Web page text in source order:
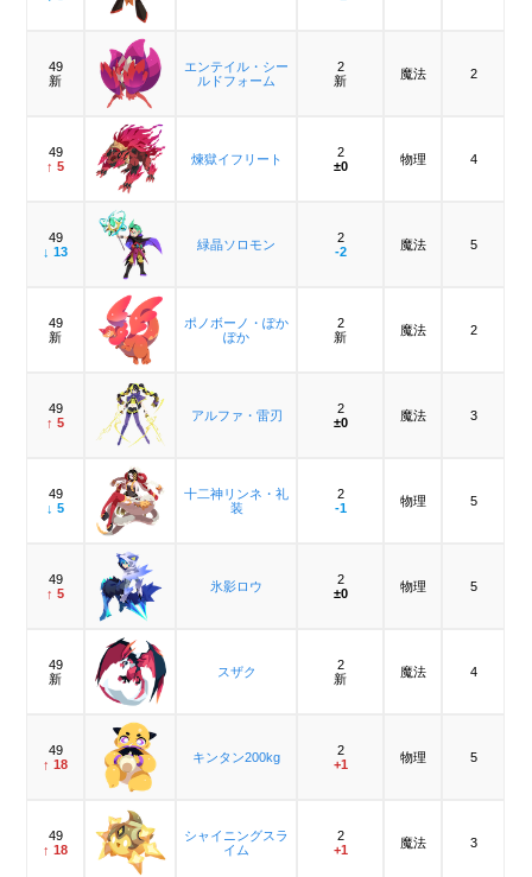
49
新
エンテイル・シー
ルドフォーム
2
新
魔法 2
49
↑ 5
煉獄イフリート
2
±0
物理 4
49
↓ 13
緑晶ソロモン
2
-2
魔法 5
49
新
ポノボーノ・ぽか
ぽか
2
新
魔法 2
49
↑ 5
アルファ・雷刃
2
±0
魔法 3
49
↓ 5
十二神リンネ・礼
装
2
-1
物理 5
49
↑ 5
氷影ロウ
2
±0
物理 5
49
新
スザク
2
新
魔法 4
49
↑ 18
キンタン200kg
2
+1
物理 5
49
↑ 18
シャイニングスラ
イム
2
+1
魔法 3